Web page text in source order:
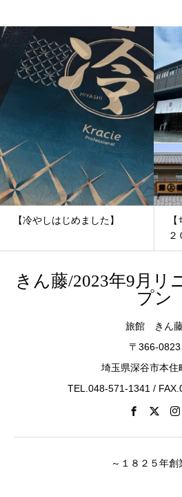
【冷やしはじめました】
２
きん藤/2023年9月リ
プン
旅館 きん
〒366-0823
埼玉県深谷市本住
TEL.048-571-1341 /
～１８２５年創